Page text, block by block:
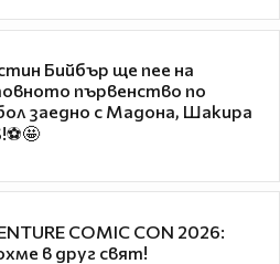
Бийбър ще пее на
първенство по
заедно с Мадона, Шакира
COMIC CON 2026:
в друг свят!